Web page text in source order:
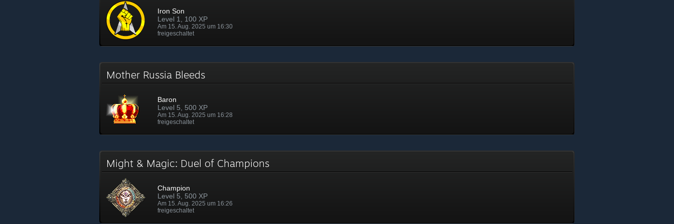
Iron Son
Level 1, 100 XP
Am 15. Aug. 2025 um 16:30
freigeschaltet
Mother Russia Bleeds
Baron
Level 5, 500 XP
Am 15. Aug. 2025 um 16:28
freigeschaltet
Might & Magic: Duel of Champions
Champion
Level 5, 500 XP
Am 15. Aug. 2025 um 16:26
freigeschaltet